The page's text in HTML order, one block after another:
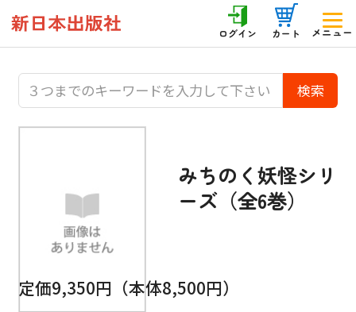
ログイン カート メニュー
みちのく妖怪シリ
ーズ（全6巻）
定価9,350円（本体8,500円）